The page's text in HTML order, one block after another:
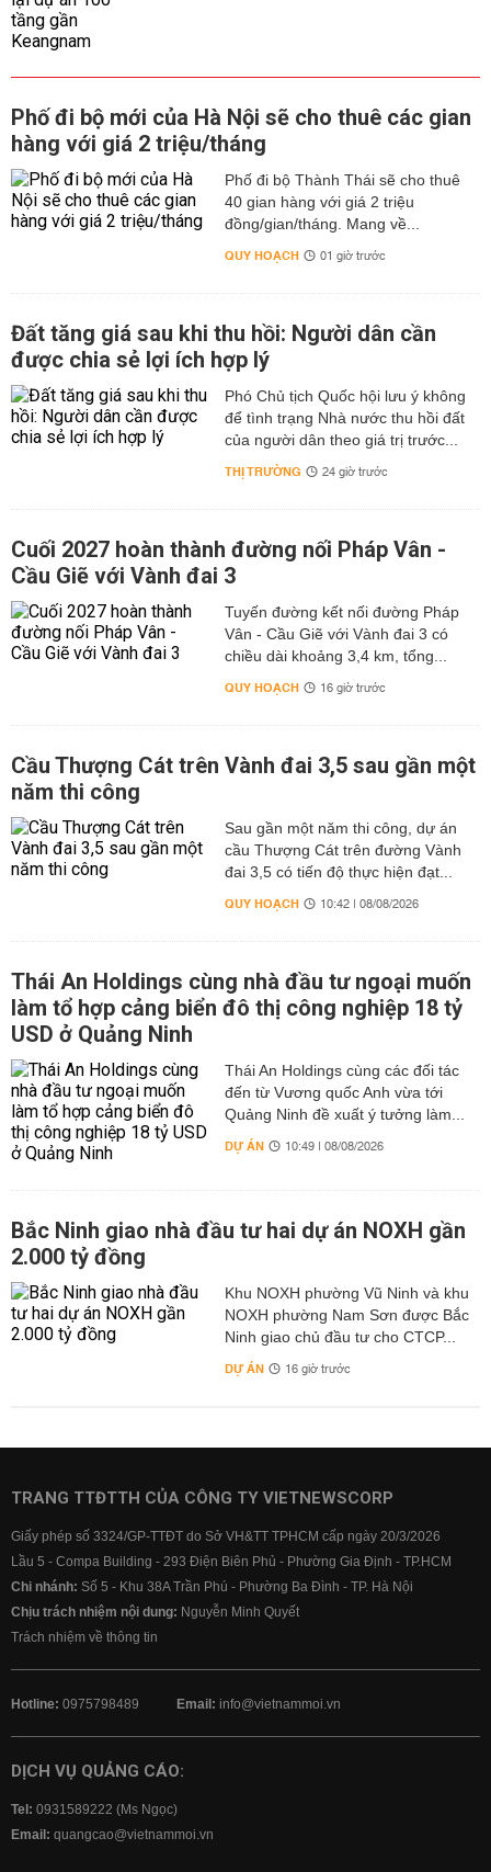
Phố đi bộ mới của Hà Nội sẽ cho thuê các gian
hàng với giá 2 triệu/tháng
Phố đi bộ Thành Thái sẽ cho thuê
40 gian hàng với giá 2 triệu
đồng/gian/tháng. Mang về...
QUY HOẠCH 01 giờ trước
Đất tăng giá sau khi thu hồi: Người dân cần
được chia sẻ lợi ích hợp lý
Phó Chủ tịch Quốc hội lưu ý không
để tình trạng Nhà nước thu hồi đất
của người dân theo giá trị trước...
THỊ TRƯỜNG 24 giờ trước
Cuối 2027 hoàn thành đường nối Pháp Vân -
Cầu Giẽ với Vành đai 3
Tuyến đường kết nối đường Pháp
Vân - Cầu Giẽ với Vành đai 3 có
chiều dài khoảng 3,4 km, tổng...
QUY HOẠCH 16 giờ trước
Cầu Thượng Cát trên Vành đai 3,5 sau gần một
năm thi công
Sau gần một năm thi công, dự án
cầu Thượng Cát trên đường Vành
đai 3,5 có tiến độ thực hiện đạt...
QUY HOẠCH 10:42 | 08/08/2026
Thái An Holdings cùng nhà đầu tư ngoại muốn
làm tổ hợp cảng biển đô thị công nghiệp 18 tỷ
USD ở Quảng Ninh
Thái An Holdings cùng các đối tác
đến từ Vương quốc Anh vừa tới
Quảng Ninh đề xuất ý tưởng làm...
DỰ ÁN 10:49 | 08/08/2026
Bắc Ninh giao nhà đầu tư hai dự án NOXH gần
2.000 tỷ đồng
Khu NOXH phường Vũ Ninh và khu
NOXH phường Nam Sơn được Bắc
Ninh giao chủ đầu tư cho CTCP...
DỰ ÁN 16 giờ trước
TRANG TTĐTTH CỦA CÔNG TY VIETNEWSCORP
Giấy phép số 3324/GP-TTĐT do Sở VH&TT TPHCM cấp ngày 20/3/2026
Lầu 5 - Compa Building - 293 Điện Biên Phủ - Phường Gia Định - TP.HCM
Chi nhánh: Số 5 - Khu 38A Trần Phú - Phường Ba Đình - TP. Hà Nội
Chịu trách nhiệm nội dung: Nguyễn Minh Quyết
Trách nhiệm về thông tin
Hotline: 0975798489 Email: info@vietnammoi.vn
DỊCH VỤ QUẢNG CÁO:
Tel: 0931589222 (Ms Ngọc)
Email: quangcao@vietnammoi.vn